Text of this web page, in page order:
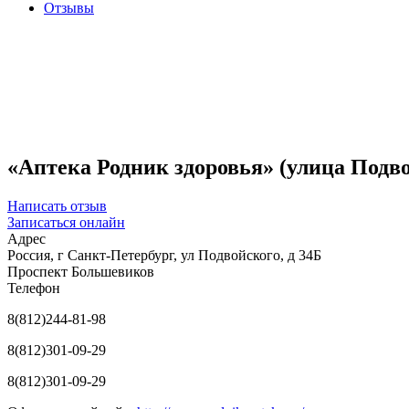
Отзывы
«Аптека Родник здоровья» (улица
Написать отзыв
Записаться онлайн
Адрес
Россия, г Санкт-Петербург, ул Подвойского, д 34Б
Проспект Большевиков
Телефон
8(812)244-81-98
8(812)301-09-29
8(812)301-09-29